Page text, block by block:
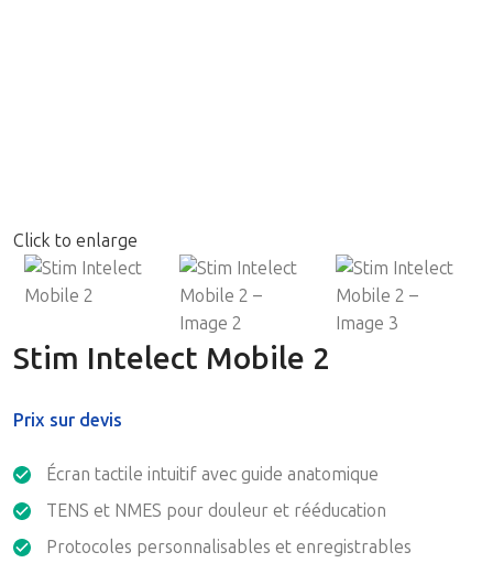
Click to enlarge
Stim Intelect Mobile 2
Prix sur devis
Écran tactile intuitif avec guide anatomique
TENS et NMES pour douleur et rééducation
Protocoles personnalisables et enregistrables